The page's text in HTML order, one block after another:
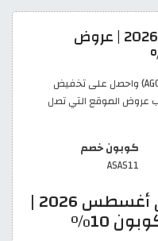
كود خصم هواوي الامارات 2026 | عروض
فعل أقوى كود خصم هواوي 2026 (AGC01) واحصل على تخفيض
عروض الموقع التي تصل
كوبون خصم
ASAS11
أحدث كود خصم هواوي أغسطس 2026 |